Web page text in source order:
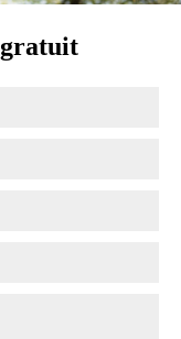
gratuit